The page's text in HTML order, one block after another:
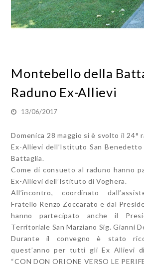
Montebello della
Raduno Ex-Allievi
13/06/2017
Domenica 28 maggio si è svolto il 24°
Ex-Allievi dell’Istituto San
Battaglia.
Come di consueto al raduno hanno
Ex-Allievi dell’Istituto di Voghera.
All’incontro, coordinato
Fratello Renzo Zoccarato e dal
hanno partecipato anche il
Territoriale San Marziano Sig. Gianni
Durante il convegno è stato
quest’anno per tutti gli Ex Allievi
“CON DON ORIONE VERSO LE